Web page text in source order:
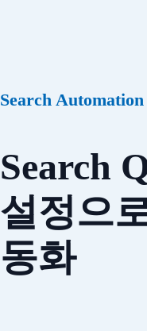
Search Automation
Search
설정으
동화